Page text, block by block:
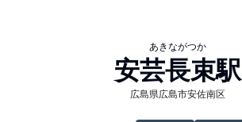
あきながつか
安芸長束駅
広島県広島市安佐南区